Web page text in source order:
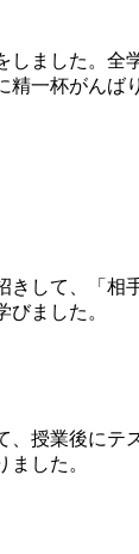
ました。全
一杯がんば
して、「相
ました。
授業後に
した。